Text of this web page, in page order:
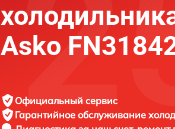
Asko
Официальный сервис
Гарантийное обслуживание